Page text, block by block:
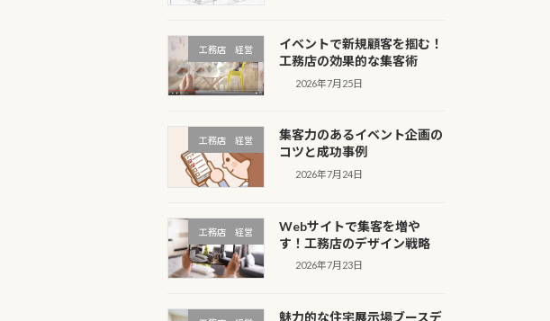
工務店 経営
イベントで新規顧客を掴む！
工務店の効果的な集客術
2026年7月25日
工務店 経営
集客力のあるイベント企画の
コツと成功事例
2026年7月24日
工務店 経営
Webサイトで集客を増や
す！工務店のデザイン戦略
2026年7月23日
魅力的な住宅展示場ブースデ